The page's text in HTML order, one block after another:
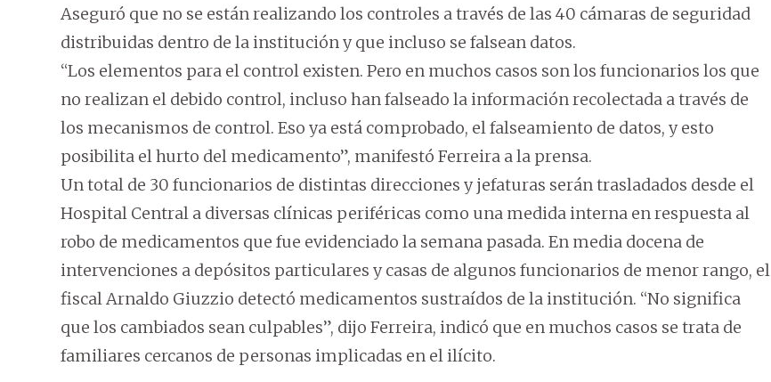
Aseguró que no se están realizando los controles a través de las 40 cámaras de seguridad
distribuidas dentro de la institución y que incluso se falsean datos.
“Los elementos para el control existen. Pero en muchos casos son los funcionarios los que
no realizan el debido control, incluso han falseado la información recolectada a través de
los mecanismos de control. Eso ya está comprobado, el falseamiento de datos, y esto
posibilita el hurto del medicamento”, manifestó Ferreira a la prensa.
Un total de 30 funcionarios de distintas direcciones y jefaturas serán trasladados desde el
Hospital Central a diversas clínicas periféricas como una medida interna en respuesta al
robo de medicamentos que fue evidenciado la semana pasada. En media docena de
intervenciones a depósitos particulares y casas de algunos funcionarios de menor rango, el
fiscal Arnaldo Giuzzio detectó medicamentos sustraídos de la institución. “No significa
que los cambiados sean culpables”, dijo Ferreira, indicó que en muchos casos se trata de
familiares cercanos de personas implicadas en el ilícito.